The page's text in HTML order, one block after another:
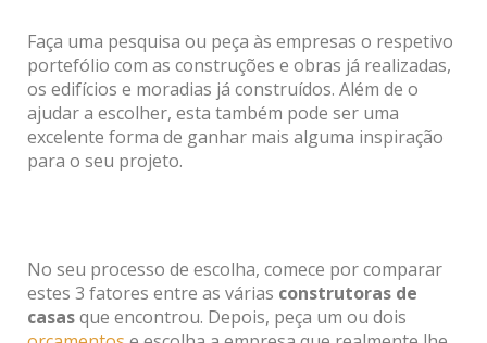
Faça uma pesquisa ou peça às empresas o respetivo
portefólio com as construções e obras já realizadas,
os edifícios e moradias já construídos. Além de o
ajudar a escolher, esta também pode ser uma
excelente forma de ganhar mais alguma inspiração
para o seu projeto.
No seu processo de escolha, comece por comparar
estes 3 fatores entre as várias construtoras de
casasque encontrou. Depois, peça um ou dois